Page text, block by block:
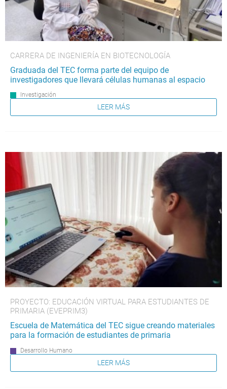
CARRERA DE INGENIERÍA EN BIOTECNOLOGÍA
Graduada del TEC forma parte del equipo de
investigadores que llevará células humanas al espacio
Investigación
LEER MÁS
PROYECTO: EDUCACIÓN VIRTUAL PARA ESTUDIANTES DE
PRIMARIA (EVEPRIM3)
Escuela de Matemática del TEC sigue creando materiales
para la formación de estudiantes de primaria
Desarrollo Humano
LEER MÁS